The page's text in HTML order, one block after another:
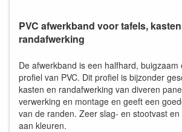
PVC afwerkband voor tafels,
randafwerking
De afwerkband is een halfhard, buigzaam
profiel van PVC. Dit profiel is bijzonder
kasten en randafwerking van diveren
verwerking en montage en geeft een
van de randen. Zeer slag- en stootvast
aan kleuren.